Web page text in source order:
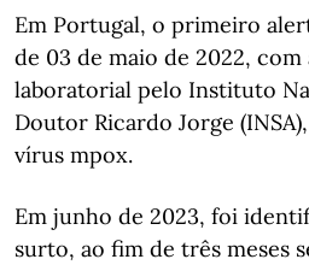
Em Portugal, o primeiro
de 03 de maio de 2022,
laboratorial pelo Instituto
Doutor Ricardo Jorge
vírus mpox.
Em junho de 2023, foi
surto, ao fim de três meses